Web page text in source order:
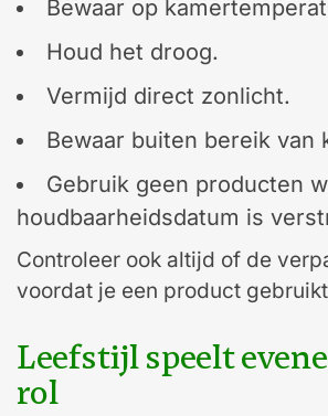
Bewaar op
Houd het droog.
Vermijd direct zonlicht.
Bewaar buiten bereik van
Gebruik geen producten
houdbaarheidsdatum is
Controleer ook altijd of de
voordat je een product
Leefstijl speelt
rol